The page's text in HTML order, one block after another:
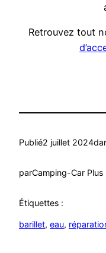
Retrouvez tout
Publié2 juillet 2024
parCamping-Car Plus
Étiquettes :
barillet, eau,